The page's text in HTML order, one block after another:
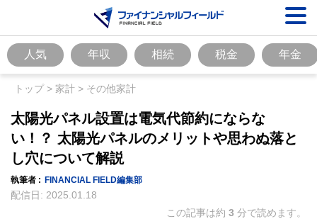
人気 年収 相続 税金 年金
トップ> 家計 > その他家計
太陽光パネル設置は電気代節約にならな
い！？ 太陽光パネルのメリットや思わぬ落と
し穴について解説
執筆者 : FINANCIAL FIELD編集部
配信日: 2025.01.18
この記事は約 3 分で読めます。